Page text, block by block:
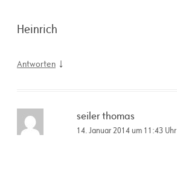
Heinrich
Antworten ↓
seiler thomas
14. Januar 2014 um 11:43 Uhr